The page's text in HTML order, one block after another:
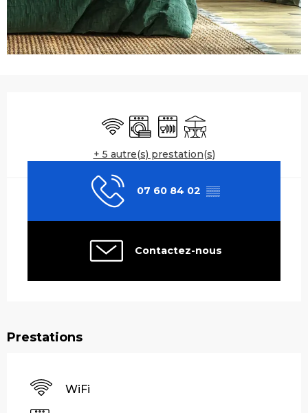
WiFi Lave lingeLave vaisselle
Terrasse
+ 5 autre(s) prestation(s)
07 60 84 02 ▒▒
Contactez-nous
Prestations
WiFi